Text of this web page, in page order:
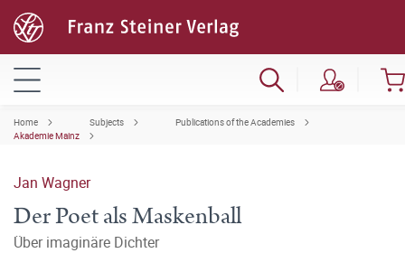
Home Subjects
Publications of the Academies
Akademie Mainz
Jan Wagner
Der Poet als Maskenball
Über imaginäre Dichter